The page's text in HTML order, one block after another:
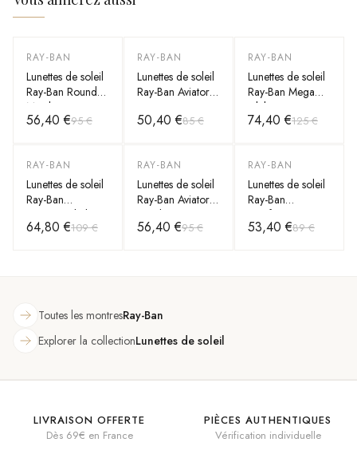
-41%
RAY-BAN
Lunettes de soleil
Ray-Ban Round
Metal RB3447
001/51 rondes
56,40 €95 €
-40%
RAY-BAN
Lunettes de soleil
Ray-Ban Aviator
9190/31 métal
50,40 €85 €
-40%
RAY-BAN
Lunettes de soleil
Ray-Ban Mega
Clubmaster
RB0316S
74,40 €125 €
-40%
RAY-BAN
Lunettes de soleil
Ray-Ban
Hexagonal Flat
Lenses RB3548N
64,80 €109 €
-41%
RAY-BAN
Lunettes de soleil
Ray-Ban Aviator
Metal RB3025
001/33 dorés
56,40 €95 €
-40%
RAY-BAN
Lunettes de soleil
Ray-Ban
Wayfarer
RB2140 902
53,40 €89 €
Toutes les montresRay-Ban
Explorer la collectionLunettes de soleil
LIVRAISON OFFERTE
Dès 69€ en France
PIÈCES AUTHENTIQUES
Vérification individuelle